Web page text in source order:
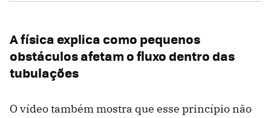
A física explica como pequenos
obstáculos afetam o fluxo dentro das
tubulações
O vídeo também mostra que esse princípio não